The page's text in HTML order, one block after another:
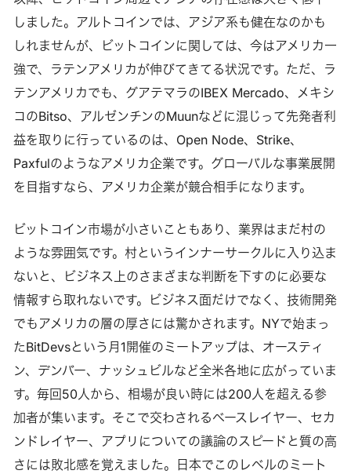
しました。アルトコインでは、アジア系も健在なのかも
しれませんが、ビットコインに関しては、今はアメリカ一
強で、ラテンアメリカが伸びてきてる状況です。ただ、ラ
テンアメリカでも、グアテマラのIBEX Mercado、メキシ
コのBitso、アルゼンチンのMuunなどに混じって先発者利
益を取りに行っているのは、Open Node、Strike、
Paxfulのようなアメリカ企業です。グローバルな事業展開
を目指すなら、アメリカ企業が競合相手になります。
ビットコイン市場が小さいこともあり、業界はまだ村の
ような雰囲気です。村というインナーサークルに入り込ま
ないと、ビジネス上のさまざまな判断を下すのに必要な
情報すら取れないです。ビジネス面だけでなく、技術開発
でもアメリカの層の厚さには驚かされます。NYで始まっ
たBitDevsという月1開催のミートアップは、オースティ
ン、デンバー、ナッシュビルなど全米各地に広がっていま
す。毎回50人から、相場が良い時には200人を超える参
加者が集います。そこで交わされるベースレイヤー、セカ
ンドレイヤー、アプリについての議論のスピードと質の高
さには敗北感を覚えました。日本でこのレベルのミート